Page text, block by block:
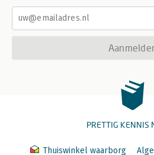
PRETTIG KENNIS
Thuiswinkel waarborg